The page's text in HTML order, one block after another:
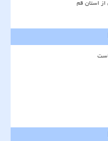
استان قم
است